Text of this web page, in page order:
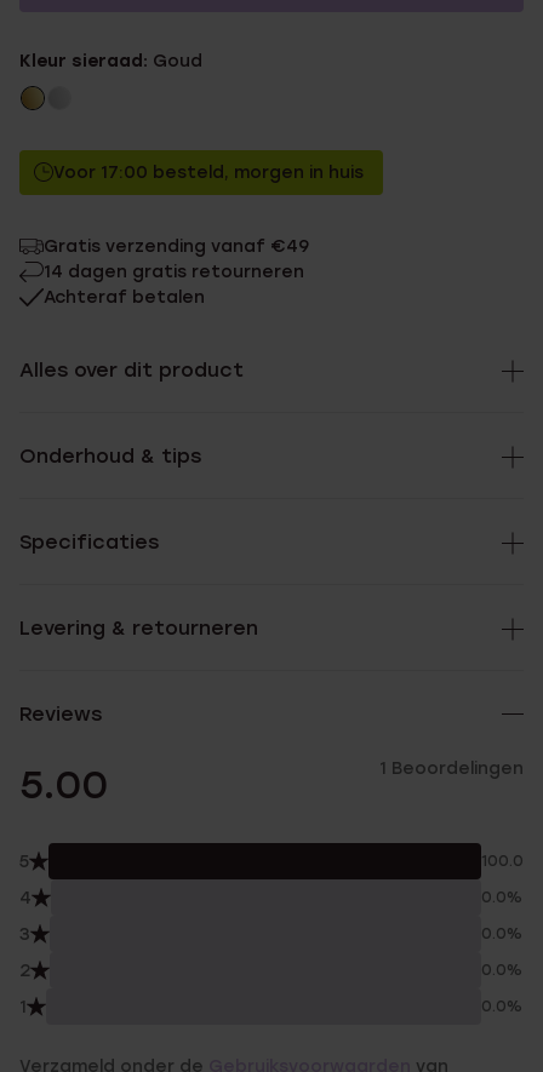
Zonder memberkorting
Kleur sieraad: Goud
Voor 17:00 besteld, morgen in huis
Gratis verzending vanaf €49
14 dagen gratis retourneren
Achteraf betalen
Alles over dit product
Onderhoud & tips
Specificaties
Levering & retourneren
Reviews
5.00 1 Beoordelingen
5 100.0%
4 0.0%
3 0.0%
2 0.0%
1 0.0%
Verzameld onder de
van